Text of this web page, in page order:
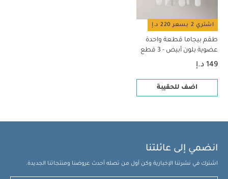
اشتري 2 بسعر 220 د.إ
طقم بيجاما قطعة واحدة
عضوية بلون أبيض - 3 قطع
149 د.إ
اضف للحقيبة
انضمي إلى عائلتنا
اشترك في نشرتنا الإخبارية وكن أول من تصله أحدث عروضنا ومنتجاتنا الجديدة.